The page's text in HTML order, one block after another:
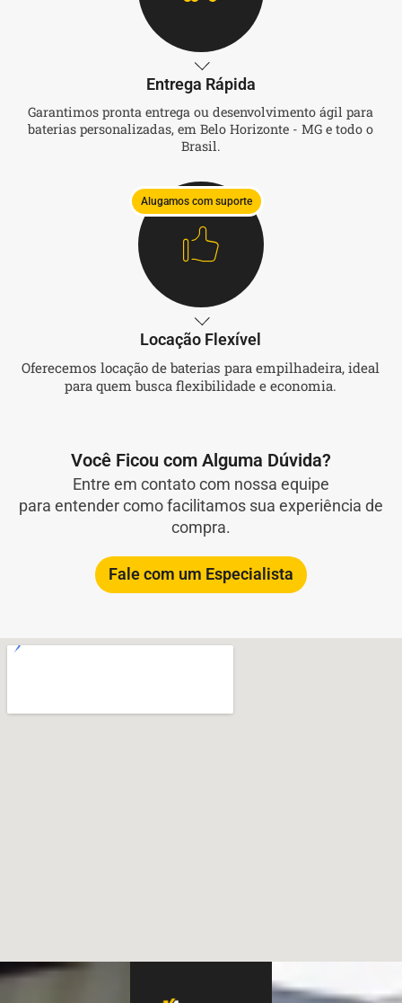
Entrega Rápida
Garantimos pronta entrega ou desenvolvimento ágil para
baterias personalizadas, em Belo Horizonte - MG e todo o
Brasil.
Alugamos com suporte
Locação Flexível
Oferecemos locação de baterias para empilhadeira, ideal
para quem busca flexibilidade e economia.
Você Ficou com Alguma Dúvida?
Entre em contato com nossa equipe
para entender como facilitamos sua experiência de
compra.
Fale com um Especialista